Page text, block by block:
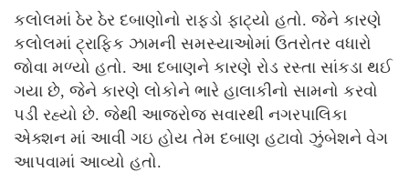
કલોલમાં ઠેર ઠેર દબાણોનો રાફડો ફાટ્યો હતો. જેને કારણે
કલોલમાં ટ્રાફિક ઝામની સમસ્યાઓમાં ઉતરોતર વધારો
જોવા મળ્યો હતો. આ દબાણને કારણે રોડ રસ્તા સાંકડા થઈ
ગયા છે, જેને કારણે લોકોને ભારે હાલાકીનો સામનો કરવો
પડી રહ્યો છે. જેથી આજરોજ સવારથી નગરપાલિકા
એક્શન માં આવી ગઇ હોય તેમ દબાણ હટાવો ઝુંબેશને વેગ
આપવામાં આવ્યો હતો.